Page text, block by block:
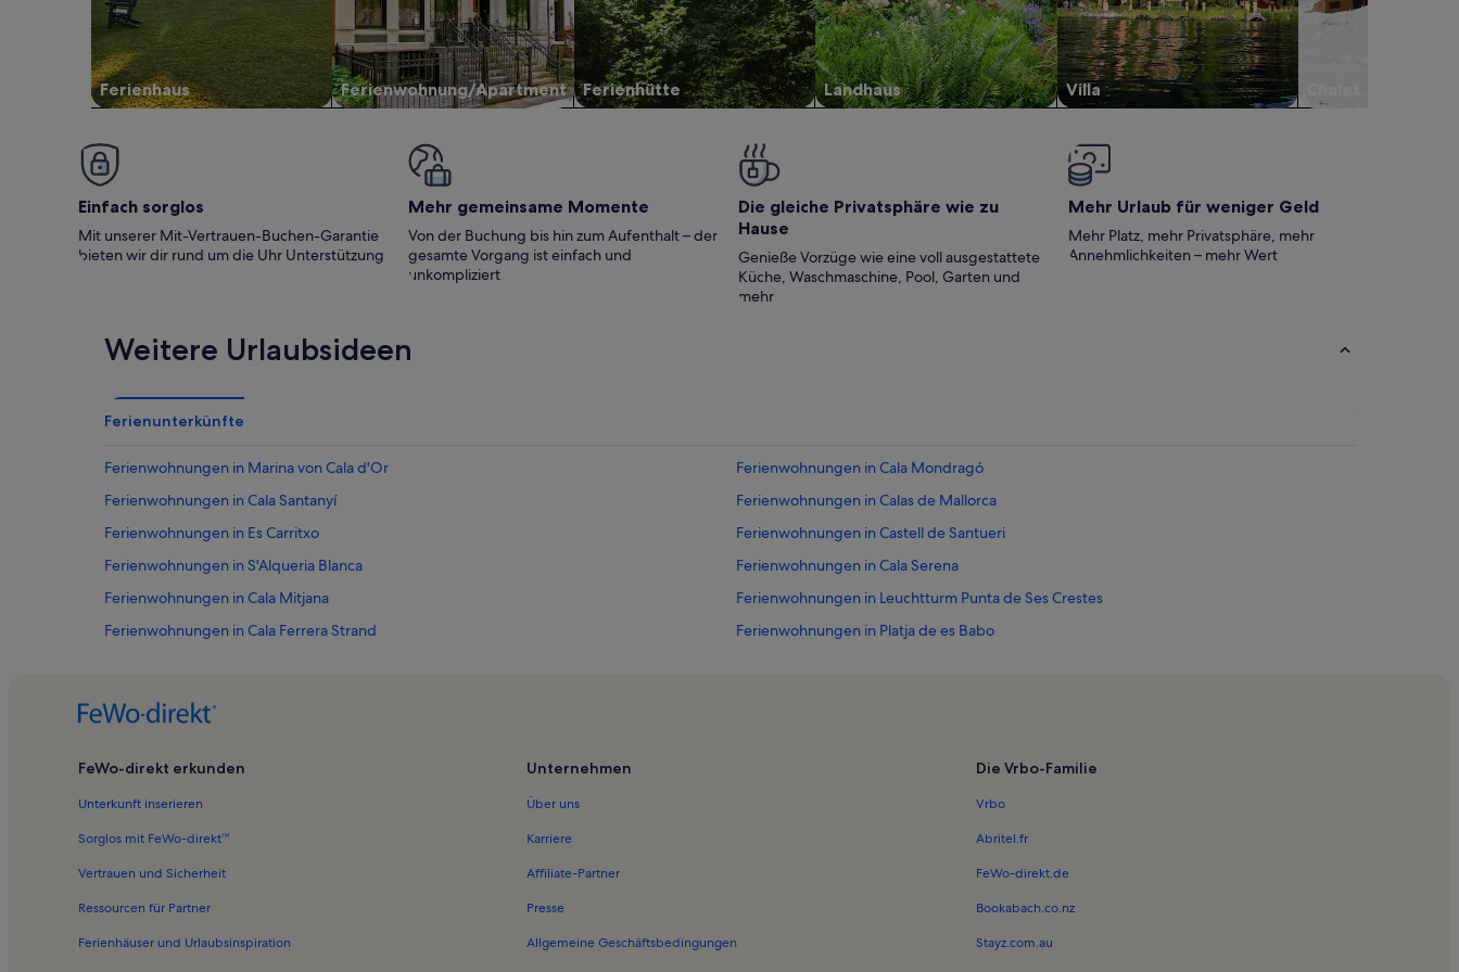
Ferienhaus Ferienwohnung/Apartment Ferienhütte Landhaus Villa
Einfach sorglos
Mit unserer Mit-Vertrauen-Buchen-Garantie
bieten wir dir rund um die Uhr Unterstützung
Mehr gemeinsame Momente
Von der Buchung bis hin zum Aufenthalt – der
gesamte Vorgang ist einfach und
unkompliziert
Die gleiche Privatsphäre wie zu
Hause
Genieße Vorzüge wie eine voll ausgestattete
Küche, Waschmaschine, Pool, Garten und
mehr
Mehr Urlaub für weniger Geld
Mehr Platz, mehr Privatsphäre, mehr
Annehmlichkeiten – mehr Wert
Weitere Urlaubsideen
Ferienunterkünfte
Ferienwohnungen in Marina von Cala d'Or
Ferienwohnungen in Cala Mondragó
Ferienwohnungen in Cala Santanyí
Ferienwohnungen in Calas de Mallorca
Ferienwohnungen in Es Carritxo
Ferienwohnungen in Castell de Santueri
Ferienwohnungen in S'Alqueria Blanca
Ferienwohnungen in Cala Serena
Ferienwohnungen in Cala Mitjana
Ferienwohnungen in Leuchtturm Punta de Ses Crestes
Ferienwohnungen in Cala Ferrera Strand
Ferienwohnungen in Platja de es Babo
Ferienwohnungen in Mallorca
Ferienwohnungen in Strand S'Amarador
Ferienwohnungen in Beach Cala Murada
FeWo-direkt erkunden
Unterkunft inserieren
Sorglos mit FeWo-direkt™
Vertrauen und Sicherheit
Ressourcen für Partner
Ferienhäuser und Urlaubsinspiration
Unternehmen
Über uns
Karriere
Affiliate-Partner
Presse
Allgemeine Geschäftsbedingungen
Die Vrbo-Familie
Vrbo
Abritel.fr
FeWo-direkt.de
Bookabach.co.nz
Stayz.com.au